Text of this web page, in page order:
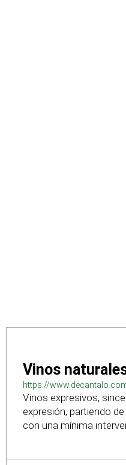
Vinos
https://
Vinos expresivos,
expresión, partiendo
con una mínima